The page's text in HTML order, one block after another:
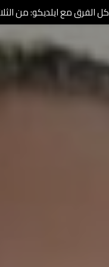
كل الفرق مع ايلديكو: من